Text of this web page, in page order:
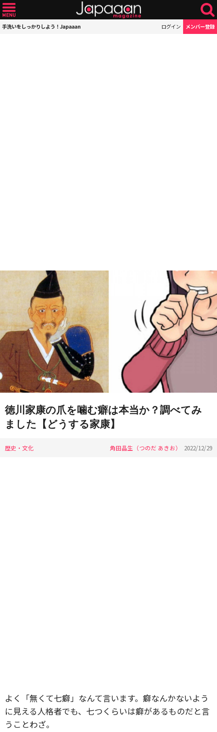
手洗いをしっかりしよう！Japaaan ログイン メンバー登録
徳川家康の爪を噛む癖は本当か？調べてみ
ました【どうする家康】
歴史・文化 角田晶生（つのだ あきお） 2022/12/29
よく「無くて七癖」なんて言います。癖なんかないよう
に見える人格者でも、七つくらいは癖があるものだと言
うことわざ。